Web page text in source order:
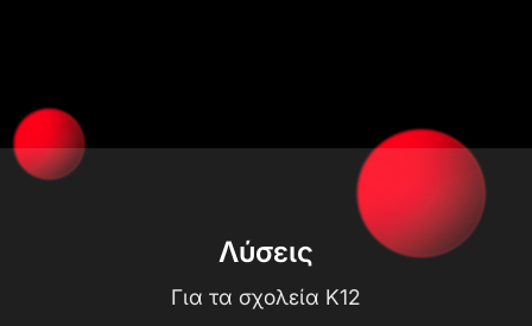
Λύσεις
Για τα σχολεία K12